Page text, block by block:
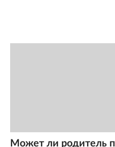
Может ли родитель